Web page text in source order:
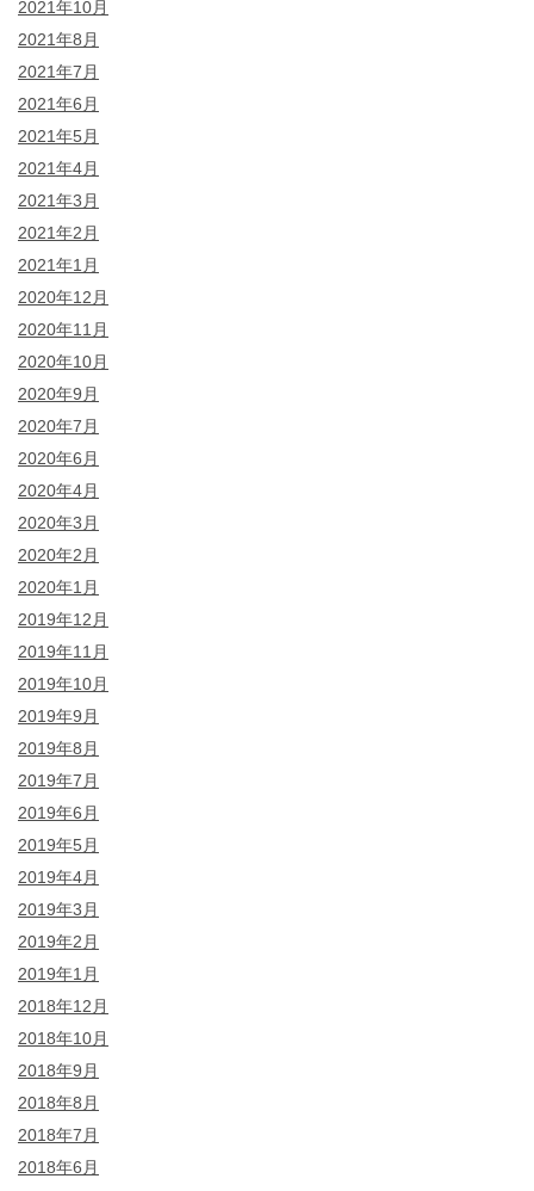
2021年10月
2021年8月
2021年7月
2021年6月
2021年5月
2021年4月
2021年3月
2021年2月
2021年1月
2020年12月
2020年11月
2020年10月
2020年9月
2020年7月
2020年6月
2020年4月
2020年3月
2020年2月
2020年1月
2019年12月
2019年11月
2019年10月
2019年9月
2019年8月
2019年7月
2019年6月
2019年5月
2019年4月
2019年3月
2019年2月
2019年1月
2018年12月
2018年10月
2018年9月
2018年8月
2018年7月
2018年6月